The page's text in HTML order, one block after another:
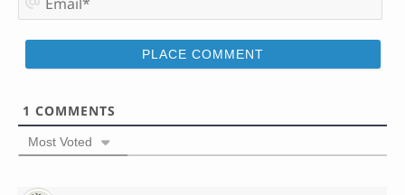
em
1 COMMENTS
Most Voted